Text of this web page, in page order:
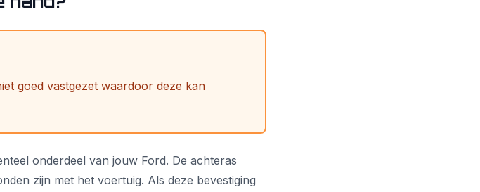
goed vastgezet waardoor deze kan
onderdeel van jouw Ford. De achteras
zijn met het voertuig. Als deze bevestiging